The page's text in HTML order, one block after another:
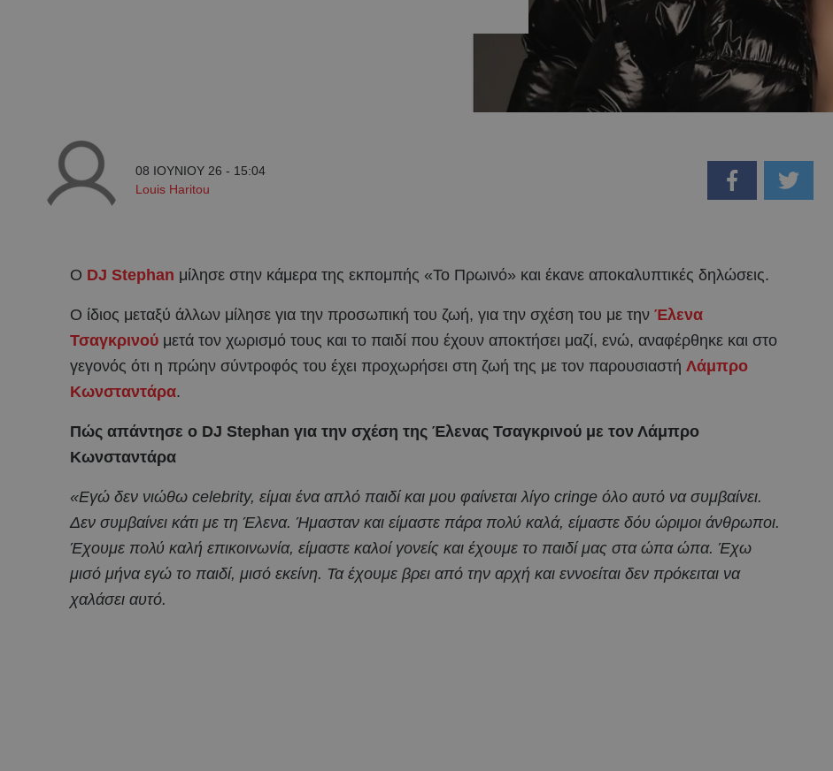
08 ΙΟΥΝΙΟΥ 26 - 15:04
Louis Haritou
Ο DJ Stephan μίλησε στην κάμερα της εκπομπής «Το Πρωινό» και έκανε αποκαλυπτικές δηλώσεις.
Ο ίδιος μεταξύ άλλων μίλησε για την προσωπική του ζωή, για την σχέση του με την Έλενα
Τσαγκρινού μετά τον χωρισμό τους και το παιδί που έχουν αποκτήσει μαζί, ενώ, αναφέρθηκε και στο
γεγονός ότι η πρώην σύντροφός του έχει προχωρήσει στη ζωή της με τον παρουσιαστή Λάμπρο
Κωνσταντάρα.
Πώς απάντησε ο DJ Stephan για την σχέση της Έλενας Τσαγκρινού με τον Λάμπρο
Κωνσταντάρα
«Εγώ δεν νιώθω celebrity, είμαι ένα απλό παιδί και μου φαίνεται λίγο cringe όλο αυτό να συμβαίνει.
Δεν συμβαίνει κάτι με τη Έλενα. Ήμασταν και είμαστε πάρα πολύ καλά, είμαστε δόυ ώριμοι άνθρωποι.
Έχουμε πολύ καλή επικοινωνία, είμαστε καλοί γονείς και έχουμε το παιδί μας στα ώπα ώπα. Έχω
μισό μήνα εγώ το παιδί, μισό εκείνη. Τα έχουμε βρει από την αρχή και εννοείται δεν πρόκειται να
χαλάσει αυτό.